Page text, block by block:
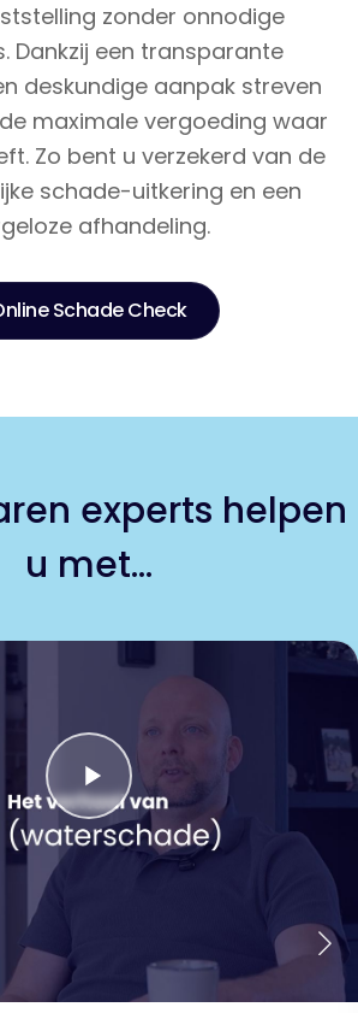
zonder onnodige
Dankzij een transparante
deskundige aanpak streven
maximale vergoeding waar
Zo bent u verzekerd van de
schade-uitkering en een
afhandeling.
Schade Check
experts helpen
u met...